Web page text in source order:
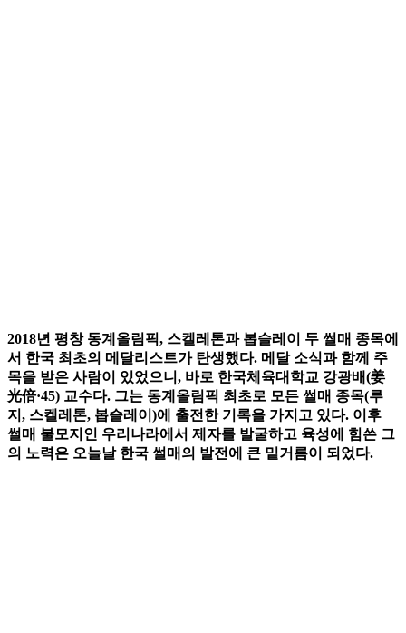
2018년 평창 동계올림픽, 스켈레톤과 봅슬레이 두 썰매 종목에
서 한국 최초의 메달리스트가 탄생했다. 메달 소식과 함께 주
목을 받은 사람이 있었으니, 바로 한국체육대학교 강광배(姜
光倍·45) 교수다. 그는 동계올림픽 최초로 모든 썰매 종목(루
지, 스켈레톤, 봅슬레이)에 출전한 기록을 가지고 있다. 이후
썰매 불모지인 우리나라에서 제자를 발굴하고 육성에 힘쓴 그
의 노력은 오늘날 한국 썰매의 발전에 큰 밑거름이 되었다.